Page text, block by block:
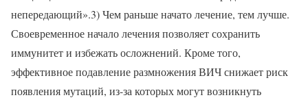
непередающий».3) Чем раньше начато лечение, тем лучше.
Своевременное начало лечения позволяет сохранить
иммунитет и избежать осложнений. Кроме того,
эффективное подавление размножения ВИЧ снижает риск
появления мутаций, из-за которых могут возникнуть